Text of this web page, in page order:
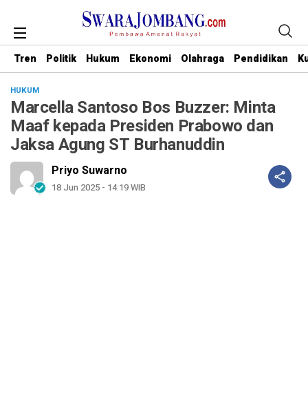
Tren Politik Hukum Ekonomi Olahraga Pendidikan
HUKUM
Marcella Santoso Bos Buzzer: Minta
Maaf kepada Presiden Prabowo dan
Jaksa Agung ST Burhanuddin
Priyo Suwarno
18 Jun 2025 - 14:19 WIB